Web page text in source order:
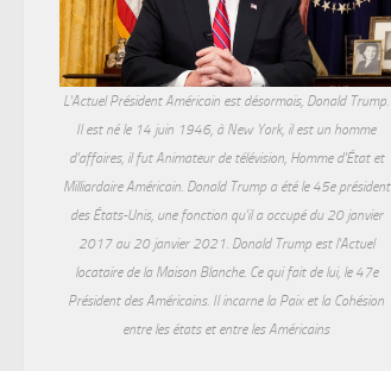
L'Actuel Président Américain est désormais, Donald Trump.
Il est né le 14 juin 1946, à New York, il est un homme
d'affaires, il fut Animateur de télévision, Homme d'État et
Milliardaire Américain. Donald Trump a été le 45e président
des États-Unis, une fonction qu'il a occupé du 20 janvier
2017 au 20 janvier 2021. Donald Trump est l'Actuel
locataire de la Maison Blanche. Ce qui fait de lui, le 47e
Président des Américains. Il incarne la Paix et la Cohésion
entre les états et entre les Américains